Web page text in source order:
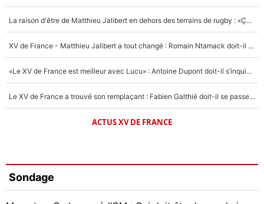
La raison d'être de Matthieu Jalibert en dehors des terrains de rugby : «Ça m'atteint autant que si tu touches à un membre de ma famille»
XV de France - Matthieu Jalibert a tout changé : Romain Ntamack doit-il s’inquiéter pour sa place à un an de la Coupe du monde ?
«Le XV de France est meilleur avec Lucu» : Antoine Dupont doit-il s’inquiéter pour sa place ?
Le XV de France a trouvé son remplaçant : Fabien Galthié doit-il se passer d'Antoine Dupont ?
ACTUS XV DE FRANCE
Sondage